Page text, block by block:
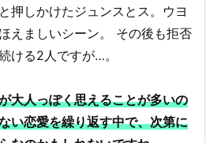
押しかけたジュンスとス。ウヨ
えましいシーン。 その後も拒否
ける2人ですが…。
大人っぽく思えることが多いの
い恋愛を繰り返す中で、次第に